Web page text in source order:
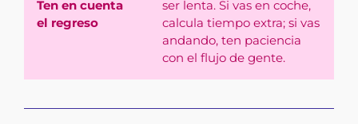
Ten en cuenta
el regreso
ser lenta. Si vas en coche,
calcula tiempo extra; si vas
andando, ten paciencia
con el flujo de gente.